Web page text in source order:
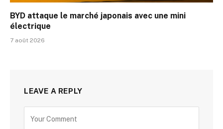
BYD attaque le marché japonais avec une mini
électrique
7 août 2026
LEAVE A REPLY